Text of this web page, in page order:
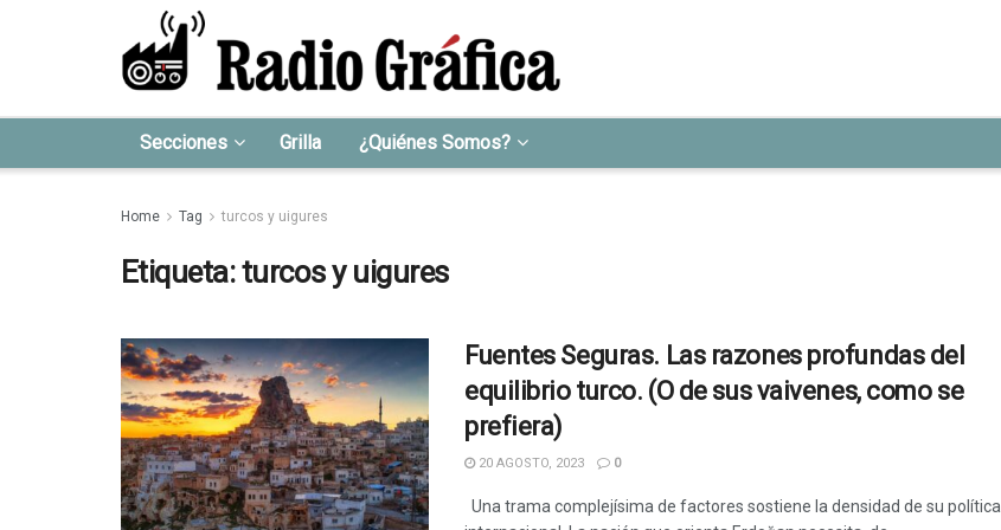
Secciones Grilla ¿Quiénes Somos?
Home Tag turcos y uigures
Etiqueta:turcos y uigures
Fuentes Seguras. Las razones profundas del
equilibrio turco. (O de sus vaivenes, como se
prefiera)
20 AGOSTO, 2023 0
Una trama complejísima de factores sostiene la densidad de su política